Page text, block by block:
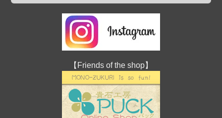
【Friends of the shop】